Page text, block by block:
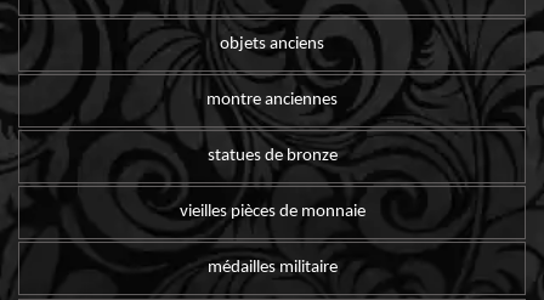
objets anciens
montre anciennes
statues de bronze
vieilles pièces de monnaie
médailles militaire